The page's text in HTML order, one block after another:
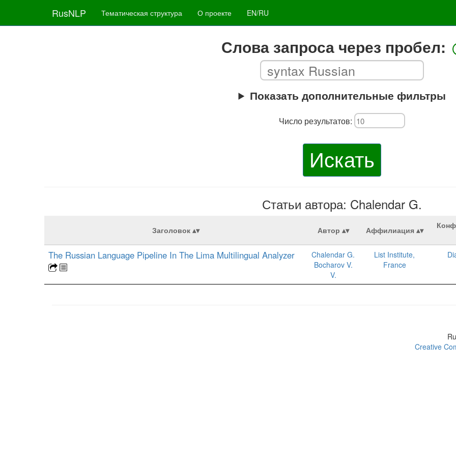
RusNLP Тематическая структура О проекте EN/RU
Слова запроса через пробел:
Показать дополнительные фильтры
Число результатов:
Искать
Статьи автора: Chalendar G.
Заголовок Автор Аффилиация
The Russian Language Pipeline In The Lima Multilingual Analyzer
Chalendar G.
Bocharov V.
V.
List Institute,
France
Creative